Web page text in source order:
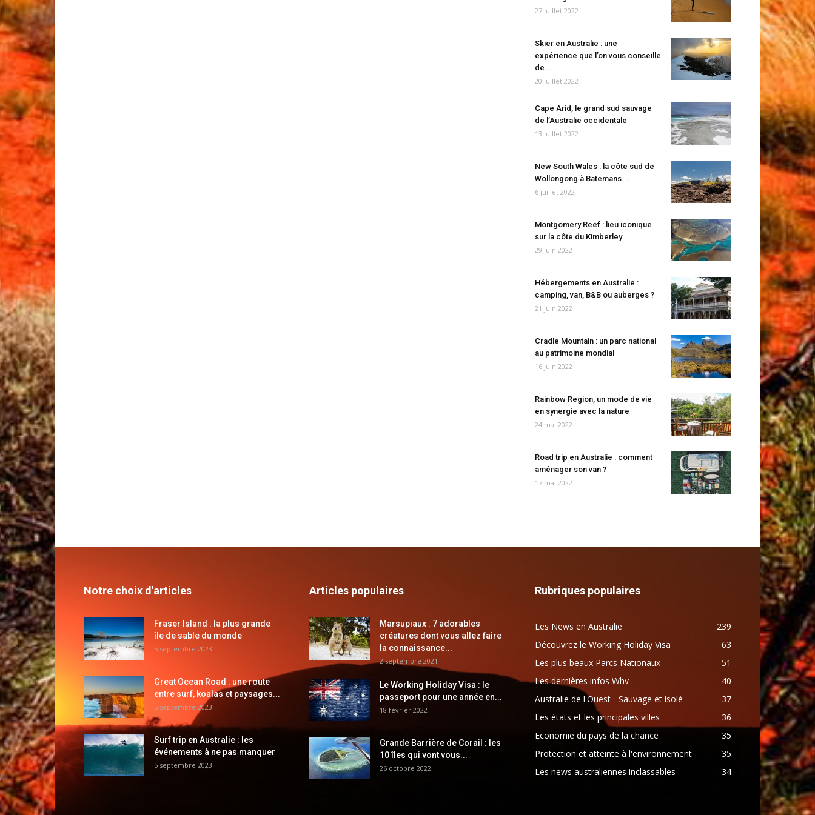
27 juillet 2022
Skier en Australie : une
expérience que l’on vous conseille
de...
20 juillet 2022
Cape Arid, le grand sud sauvage
de l’Australie occidentale
13 juillet 2022
New South Wales : la côte sud de
Wollongong à Batemans...
6 juillet 2022
Montgomery Reef : lieu iconique
sur la côte du Kimberley
29 juin 2022
Hébergements en Australie :
camping, van, B&B ou auberges ?
21 juin 2022
Cradle Mountain : un parc national
au patrimoine mondial
16 juin 2022
Rainbow Region, un mode de vie
en synergie avec la nature
24 mai 2022
Road trip en Australie : comment
aménager son van ?
17 mai 2022
Notre choix d'articles
Fraser Island : la plus grande
île de sable du monde
5 septembre 2023
Great Ocean Road : une route
entre surf, koalas et paysages...
5 septembre 2023
Surf trip en Australie : les
événements à ne pas manquer
5 septembre 2023
Articles populaires
Marsupiaux : 7 adorables
créatures dont vous allez faire
la connaissance...
2 septembre 2021
Le Working Holiday Visa : le
passeport pour une année en...
18 février 2022
Grande Barrière de Corail : les
10 îles qui vont vous...
26 octobre 2022
Rubriques populaires
Les News en Australie
239
Découvrez le Working Holiday Visa
63
Les plus beaux Parcs Nationaux
51
Les dernières infos Whv
40
Australie de l'Ouest - Sauvage et isolé
37
Les états et les principales villes
36
Economie du pays de la chance
35
Protection et atteinte à l'environnement
35
Les news australiennes inclassables
34